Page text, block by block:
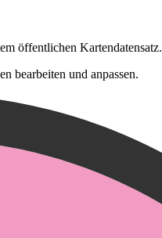
öffentlichen Kartendatensatz.
bearbeiten und anpassen.